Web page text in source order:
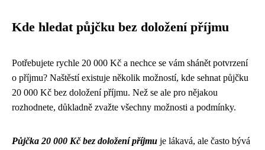
Kde hledat půjčku bez doložení příjmu
Potřebujete rychle 20 000 Kč a nechce se vám shánět potvrzení
o příjmu? Naštěstí existuje několik možností, kde sehnat půjčku
20 000 Kč bez doložení příjmu. Než se ale pro nějakou
rozhodnete, důkladně zvažte všechny možnosti a podmínky.
Půjčka 20 000 Kč bez doložení příjmu je lákavá, ale často bývá